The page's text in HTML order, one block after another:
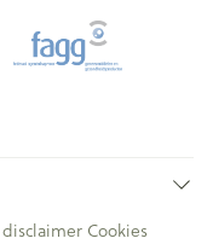
disclaimer Cookies